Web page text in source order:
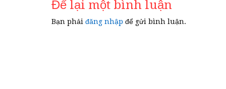
viết
Để lại một bình luận
Bạn phải đăng nhập để gửi bình luận.